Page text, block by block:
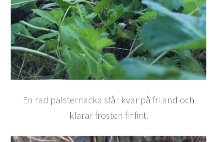
En rad palsternacka står kvar på friland och
klarar frosten finfint.